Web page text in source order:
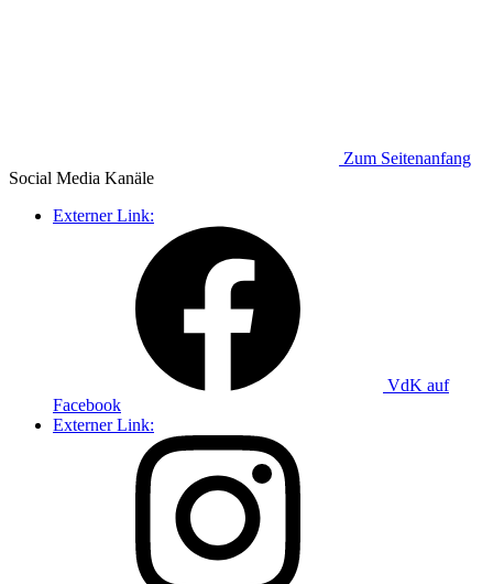
Zum Seitenanfang
Social Media Kanäle
Externer Link:
VdK auf
Facebook
Externer Link: